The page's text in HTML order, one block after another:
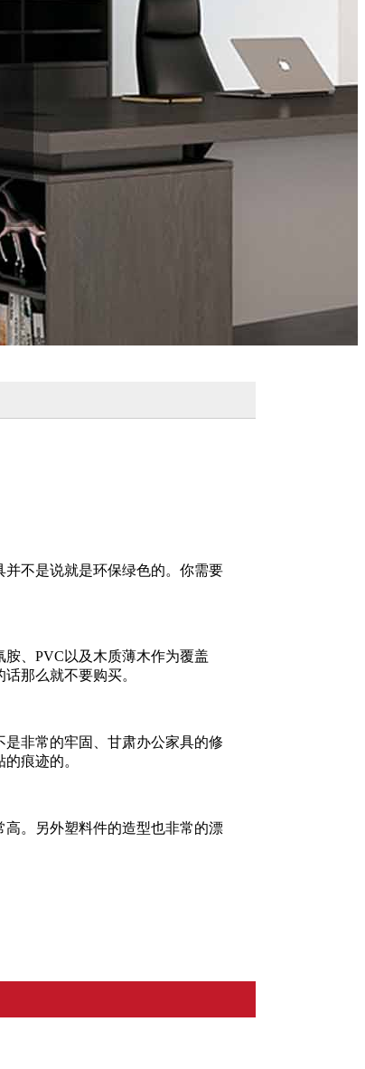
不是说就是环保绿色的。你需要
、PVC以及木质薄木作为覆盖
那么就不要购买。
非常的牢固、甘肃办公家具的修
痕迹的。
。另外塑料件的造型也非常的漂